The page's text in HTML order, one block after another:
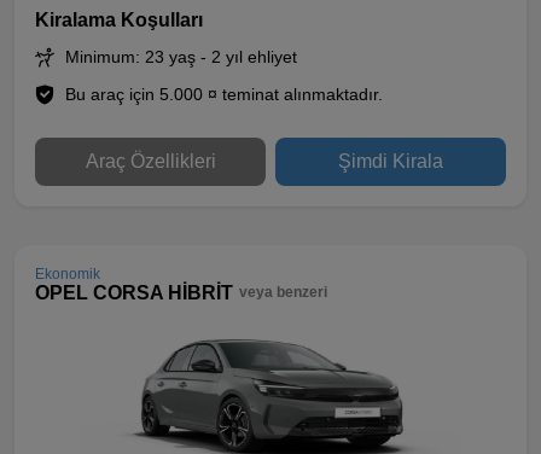
Kiralama Koşulları
Minimum: 23 yaş - 2 yıl ehliyet
Bu araç için 5.000 ¤ teminat alınmaktadır.
Araç Özellikleri Şimdi Kirala
Ekonomik
OPEL CORSA HİBRİT veya benzeri